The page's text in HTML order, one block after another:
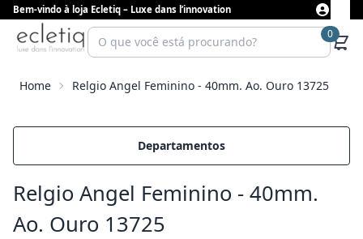
Bem-vindo à loja Ecletiq – Luxe dans l’innovation
0
Home Relgio Angel Feminino - 40mm. Ao. Ouro 13725
Departamentos
Relgio Angel Feminino - 40mm.
Ao. Ouro 13725